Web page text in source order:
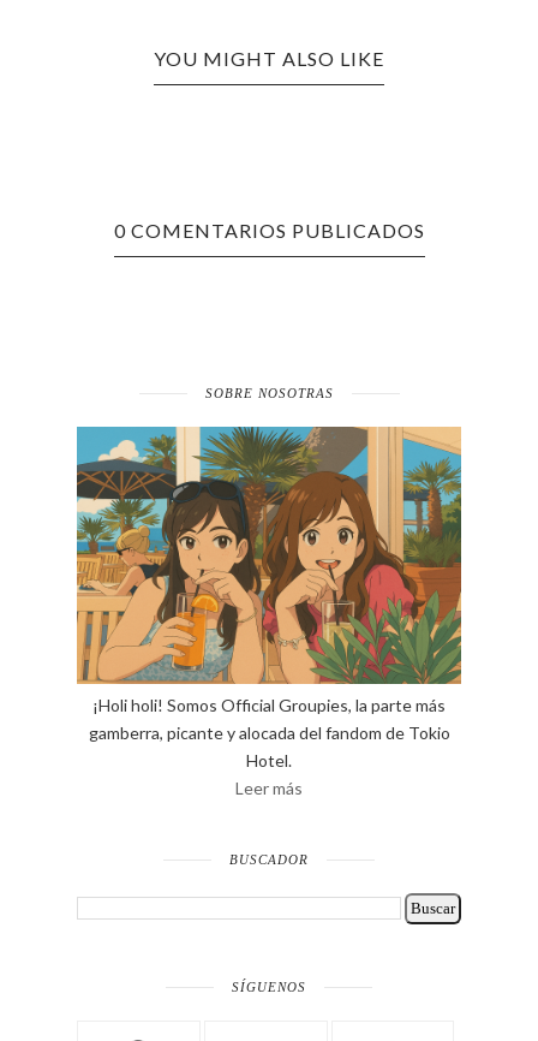
YOU MIGHT ALSO LIKE
0 COMENTARIOS PUBLICADOS
SOBRE NOSOTRAS
¡Holi holi! Somos Official Groupies, la parte más
gamberra, picante y alocada del fandom de Tokio
Hotel.
Leer más
BUSCADOR
SÍGUENOS